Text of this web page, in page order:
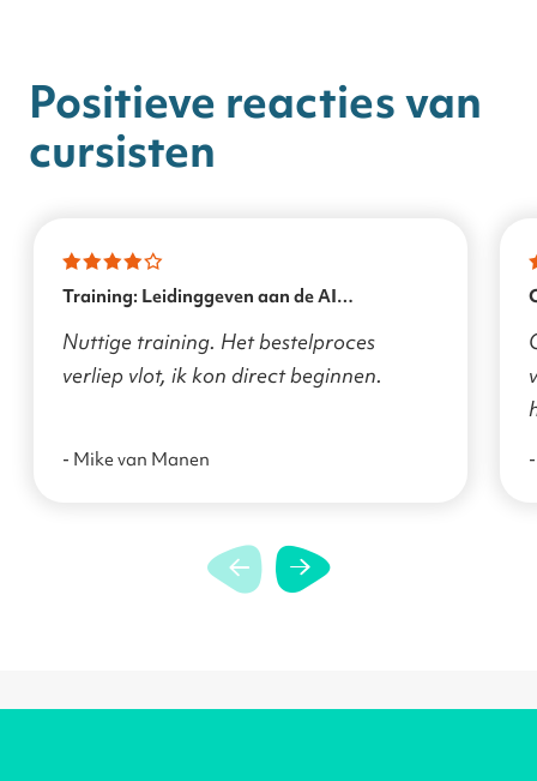
Positieve reacties van
cursisten
Training: Leidinggeven aan de AI
Nuttige training. Het bestelproces
verliep vlot, ik kon direct beginnen.
- Mike van Manen